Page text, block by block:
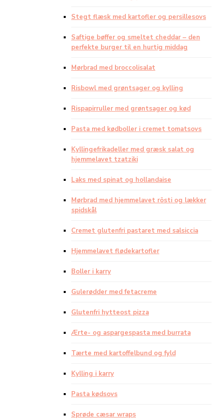
Stegt flæsk med kartofler og persillesovs
Saftige bøffer og smeltet cheddar – den
perfekte burger til en hurtig middag
Mørbrad med broccolisalat
Risbowl med grøntsager og kylling
Rispapirruller med grøntsager og kød
Pasta med kødboller i cremet tomatsovs
Kyllingefrikadeller med græsk salat og
hjemmelavet tzatziki
Laks med spinat og hollandaise
Mørbrad med hjemmelavet rösti og lækker
spidskål
Cremet glutenfri pastaret med salsiccia
Hjemmelavet flødekartofler
Boller i karry
Gulerødder med fetacreme
Glutenfri hytteost pizza
Ærte- og aspargespasta med burrata
Tærte med kartoffelbund og fyld
Kylling i karry
Pasta kødsovs
Sprøde cæsar wraps